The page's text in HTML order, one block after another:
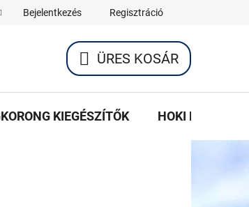
Bejelentkezés Regisztráció
KOSÁR
ÜRES KOSÁR
KIEGÉSZÍTŐK HOKI KÉSEK